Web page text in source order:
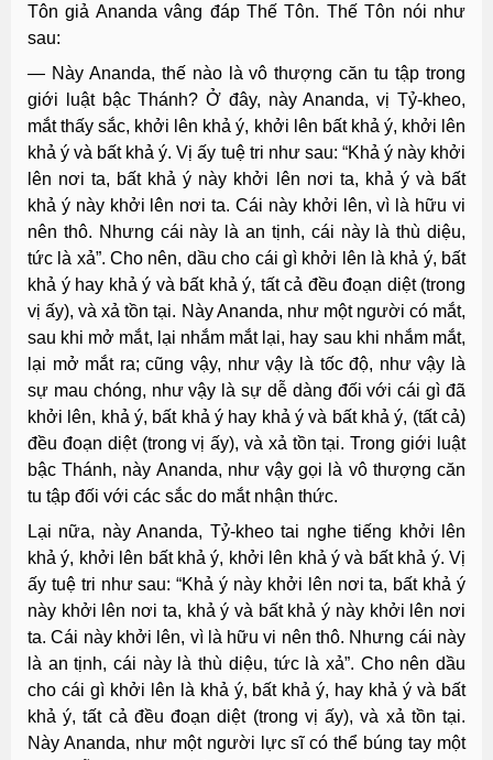
Tôn giả Ananda vâng đáp Thế Tôn. Thế Tôn nói như
sau:
— Này Ananda, thế nào là vô thượng căn tu tập trong
giới luật bậc Thánh? Ở đây, này Ananda, vị Tỷ-kheo,
mắt thấy sắc, khởi lên khả ý, khởi lên bất khả ý, khởi lên
khả ý và bất khả ý. Vị ấy tuệ tri như sau: “Khả ý này khởi
lên nơi ta, bất khả ý này khởi lên nơi ta, khả ý và bất
khả ý này khởi lên nơi ta. Cái này khởi lên, vì là hữu vi
nên thô. Nhưng cái này là an tịnh, cái này là thù diệu,
tức là xả”. Cho nên, dầu cho cái gì khởi lên là khả ý, bất
khả ý hay khả ý và bất khả ý, tất cả đều đoạn diệt (trong
vị ấy), và xả tồn tại. Này Ananda, như một người có mắt,
sau khi mở mắt, lại nhắm mắt lại, hay sau khi nhắm mắt,
lại mở mắt ra; cũng vậy, như vậy là tốc độ, như vậy là
sự mau chóng, như vậy là sự dễ dàng đối với cái gì đã
khởi lên, khả ý, bất khả ý hay khả ý và bất khả ý, (tất cả)
đều đoạn diệt (trong vị ấy), và xả tồn tại. Trong giới luật
bậc Thánh, này Ananda, như vậy gọi là vô thượng căn
tu tập đối với các sắc do mắt nhận thức.
Lại nữa, này Ananda, Tỷ-kheo tai nghe tiếng khởi lên
khả ý, khởi lên bất khả ý, khởi lên khả ý và bất khả ý. Vị
ấy tuệ tri như sau: “Khả ý này khởi lên nơi ta, bất khả ý
này khởi lên nơi ta, khả ý và bất khả ý này khởi lên nơi
ta. Cái này khởi lên, vì là hữu vi nên thô. Nhưng cái này
là an tịnh, cái này là thù diệu, tức là xả”. Cho nên dầu
cho cái gì khởi lên là khả ý, bất khả ý, hay khả ý và bất
khả ý, tất cả đều đoạn diệt (trong vị ấy), và xả tồn tại.
Này Ananda, như một người lực sĩ có thể búng tay một